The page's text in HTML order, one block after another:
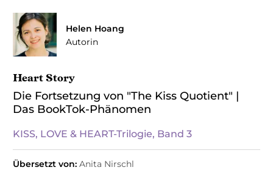
Helen Hoang
Autorin
Heart Story
Die Fortsetzung von "The Kiss Quotient" |
Das BookTok-Phänomen
KISS, LOVE & HEART-Trilogie, Band 3
Übersetzt von: Anita Nirschl